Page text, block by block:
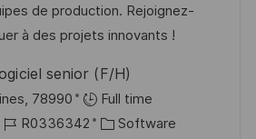
i
e
de production. Rejoignez-
à des projets innovants !
senior (F/H)
78990
Full time
J
R0336342
K
Software